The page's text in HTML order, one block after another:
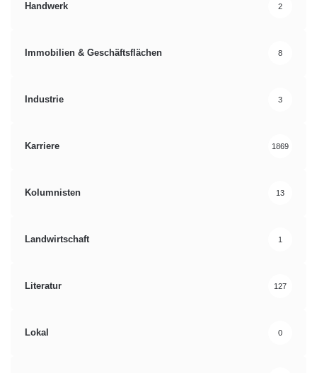
Handwerk 2
Immobilien & Geschäftsflächen 8
Industrie 3
Karriere 1869
Kolumnisten 13
Landwirtschaft 1
Literatur 127
Lokal 0